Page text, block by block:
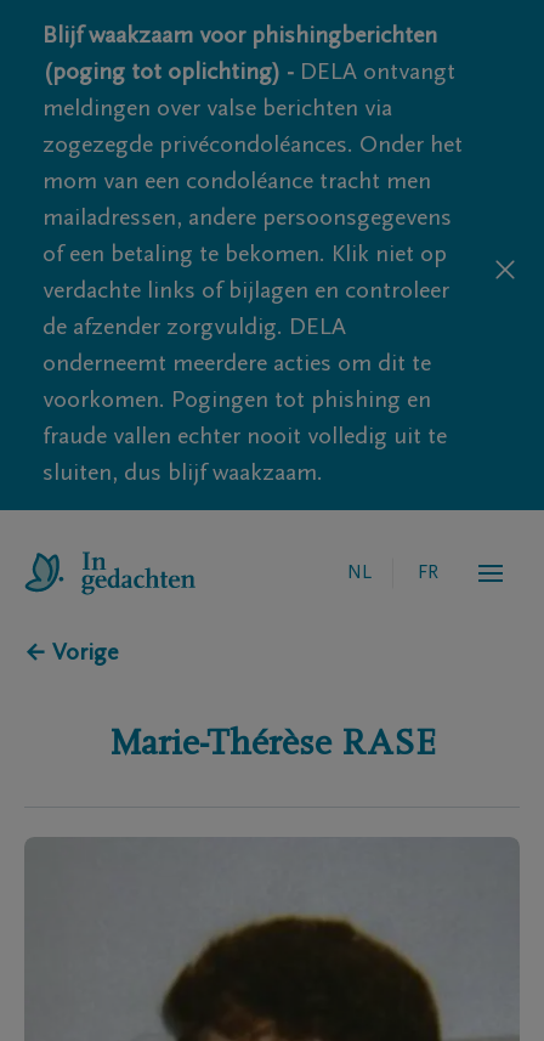
Blijf waakzaam voor phishingberichten
(poging tot oplichting) - DELA ontvangt
meldingen over valse berichten via
zogezegde privécondoléances. Onder het
mom van een condoléance tracht men
mailadressen, andere persoonsgegevens
of een betaling te bekomen. Klik niet op
verdachte links of bijlagen en controleer
de afzender zorgvuldig. DELA
onderneemt meerdere acties om dit te
voorkomen. Pogingen tot phishing en
fraude vallen echter nooit volledig uit te
sluiten, dus blijf waakzaam.
NL FR
← Vorige
Marie-Thérèse RASE